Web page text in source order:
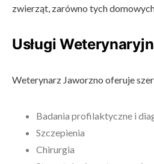
zwierząt, zarówno tych
Usługi
Weterynarz Jaworzno oferuje
Badania profilaktyczne i
Szczepienia
Chirurgia